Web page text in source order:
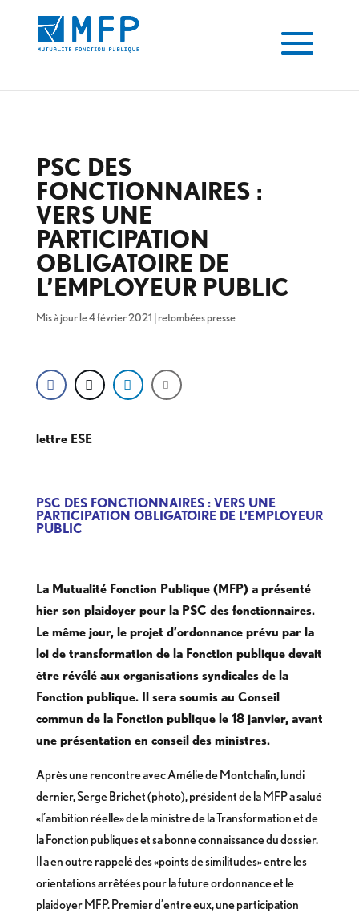
PSC DES
FONCTIONNAIRES :
VERS UNE
PARTICIPATION
OBLIGATOIRE DE
L’EMPLOYEUR PUBLIC
Mis à jour le 4 février 2021 |retombées presse
lettre ESE
PSC DES FONCTIONNAIRES : VERS UNE
PARTICIPATION OBLIGATOIRE DE L’EMPLOYEUR
PUBLIC
La Mutualité Fonction Publique (MFP) a présenté
hier son plaidoyer pour la PSC des fonctionnaires.
Le même jour, le projet d’ordonnance prévu par la
loi de transformation de la Fonction publique devait
être révélé aux organisations syndicales de la
Fonction publique. Il sera soumis au Conseil
commun de la Fonction publique le 18 janvier, avant
une présentation en conseil des ministres.
Après une rencontre avec Amélie de Montchalin, lundi
dernier, Serge Brichet (photo), président de la MFP a salué
«l’ambition réelle» de la ministre de la Transformation et de
la Fonction publiques et sa bonne connaissance du dossier.
Il a en outre rappelé des «points de similitudes» entre les
orientations arrêtées pour la future ordonnance et le
plaidoyer MFP. Premier d’entre eux, une participation